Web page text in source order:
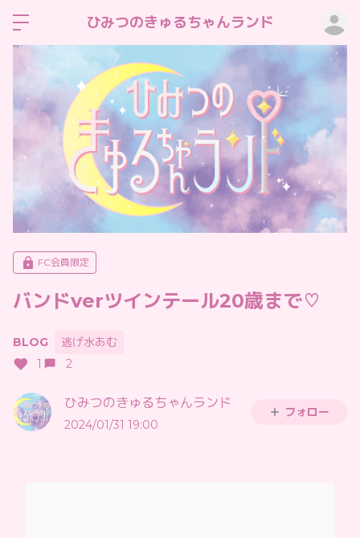
ひみつのきゅるちゃんランド
FC会員限定
バンドverツインテール20歳まで♡
BLOG
逃げ水あむ
1
2
ひみつのきゅるちゃんランド
2024/01/31 19:00
フォロー